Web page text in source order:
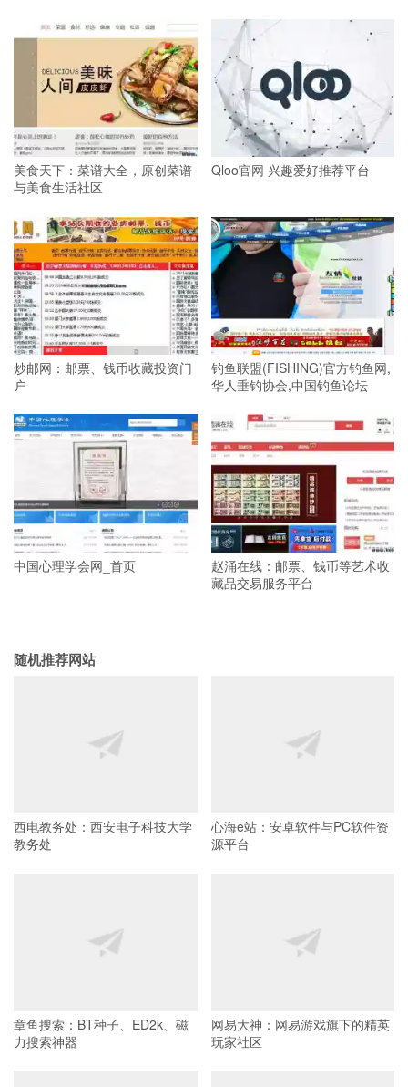
美食天下：菜谱大全，原创菜谱
与美食生活社区
Qloo官网 兴趣爱好推荐平台
炒邮网：邮票、钱币收藏投资门
户
钓鱼联盟(FISHING)官方钓鱼网,
华人垂钓协会,中国钓鱼论坛
中国心理学会网_首页
赵涌在线：邮票、钱币等艺术收
藏品交易服务平台
随机推荐网站
西电教务处：西安电子科技大学
教务处
心海e站：安卓软件与PC软件资
源平台
章鱼搜索：BT种子、ED2k、磁
力搜索神器
网易大神：网易游戏旗下的精英
玩家社区